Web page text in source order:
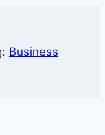
Business